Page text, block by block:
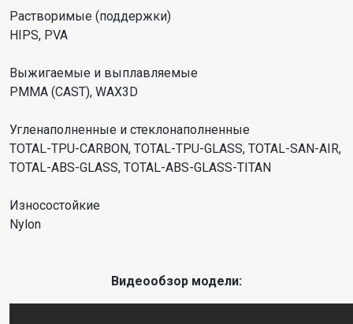
Растворимые (поддержки)
HIPS, PVA
Выжигаемые и выплавляемые
PMMA (CAST), WAX3D
Угленаполненные и стеклонаполненные
TOTAL-TPU-CARBON, TOTAL-TPU-GLASS, TOTAL-SAN-AIR,
TOTAL-ABS-GLASS, TOTAL-ABS-GLASS-TITAN
Износостойкие
Nylon
Видеообзор модели: